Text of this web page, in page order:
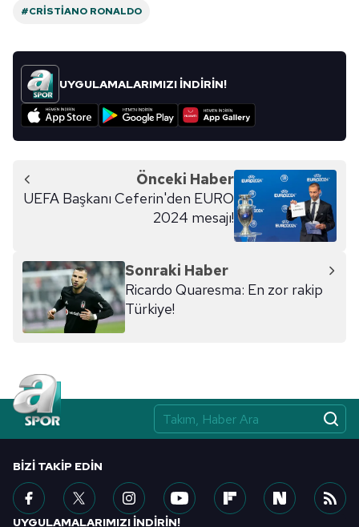
6698 sayılı Kişisel Verilerin Korunması Kanunu uyarınca
ilgili mevzuata uygun olarak kullanılan çerezlerle ilgili bilgi
almak için lütfen
#CRISTIANO RONALDO
UYGULAMALARIMIZI İNDİRİN!
Önceki Haber
UEFA Başkanı Ceferin'den EURO
2024 mesajı!
Sonraki Haber
Ricardo Quaresma: En zor rakip
Türkiye!
BIZI TAKIP EDIN
UYGULAMALARIMIZI İNDİRİN!